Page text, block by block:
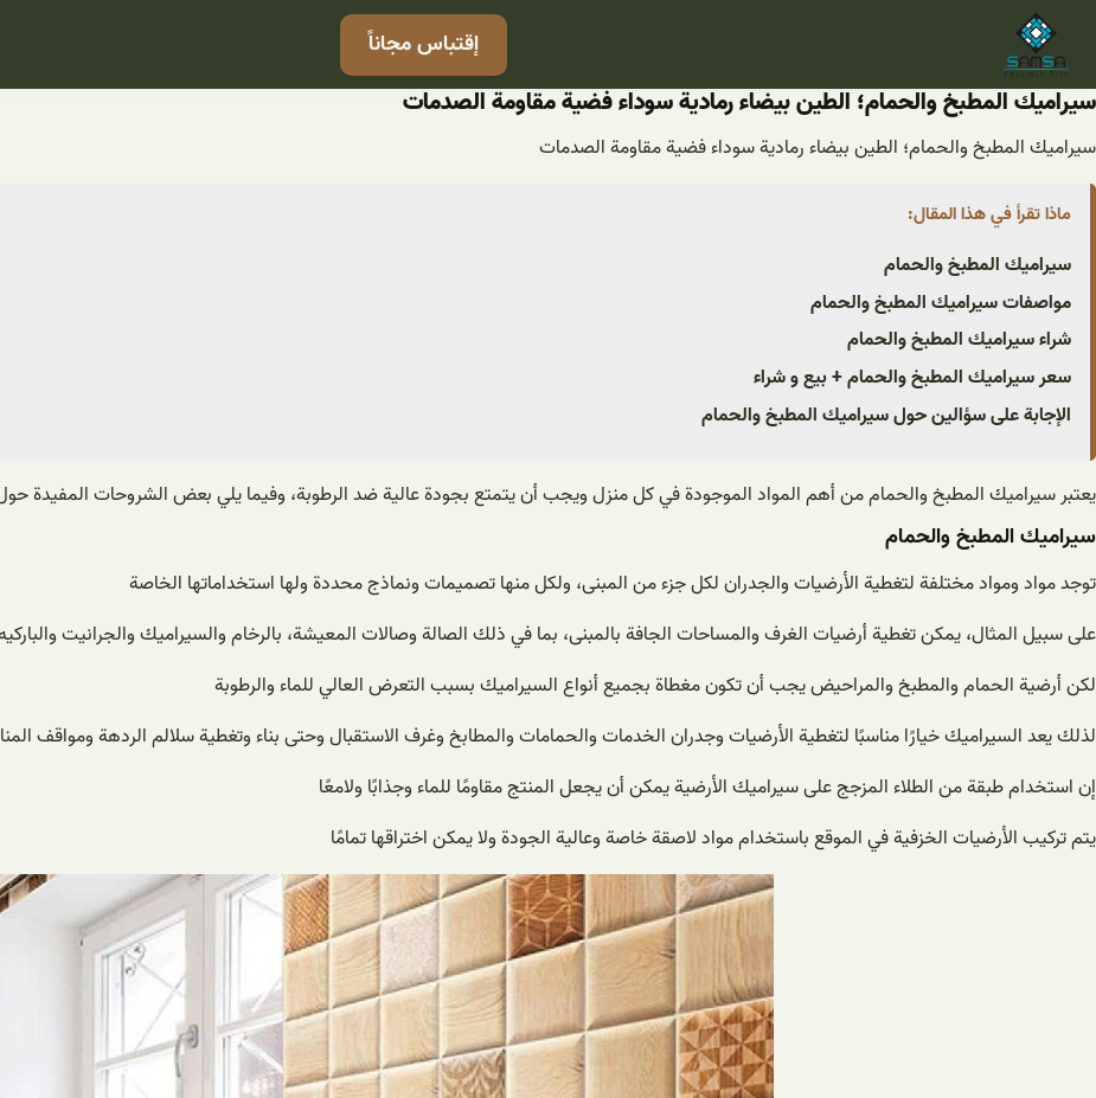
المحتوى
إقتباس مجاناً
سيراميك المطبخ والحمام؛ الطين بيضاء رمادية سوداء فضية مقاومة الصدمات
سيراميك المطبخ والحمام؛ الطين بيضاء رمادية سوداء فضية مقاومة الصدمات
ماذا تقرأ في هذا المقال:
سيراميك المطبخ والحمام
مواصفات سيراميك المطبخ والحمام
شراء سيراميك المطبخ والحمام
سعر سيراميك المطبخ والحمام + بیع و شراء
الإجابة علی سؤالين حول سيراميك المطبخ والحمام
يعتبر سيراميك المطبخ والحمام من أهم المواد الموجودة في كل منزل ويجب أن يتمتع بجودة عالية ضد الرطوبة، وفيما يلي بعض الشروحات المفيدة
سيراميك المطبخ والحمام
توجد مواد ومواد مختلفة لتغطية الأرضيات والجدران لكل جزء من المبنى، ولكل منها تصميمات ونماذج محددة ولها استخداماتها الخاصة
على سبيل المثال، يمكن تغطية أرضيات الغرف والمساحات الجافة بالمبنى، بما في ذلك الصالة وصالات المعيشة، بالرخام والسيراميك والجرانيت
لكن أرضية الحمام والمطبخ والمراحيض يجب أن تكون مغطاة بجميع أنواع السيراميك بسبب التعرض العالي للماء والرطوبة
لذلك يعد السيراميك خيارًا مناسبًا لتغطية الأرضيات وجدران الخدمات والحمامات والمطابخ وغرف الاستقبال وحتى بناء وتغطية سلالم الردهة ومواقف
إن استخدام طبقة من الطلاء المزجج على سيراميك الأرضية يمكن أن يجعل المنتج مقاومًا للماء وجذابًا ولامعًا
يتم تركيب الأرضيات الخزفية في الموقع باستخدام مواد لاصقة خاصة وعالية الجودة ولا يمكن اختراقها تمامًا